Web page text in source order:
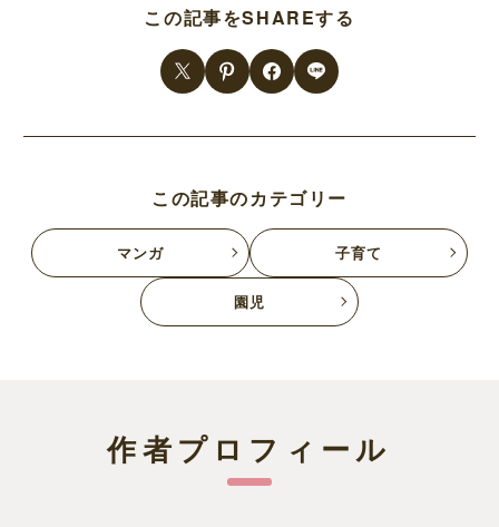
この記事をSHAREする
この記事のカテゴリー
マンガ 子育て
園児
作者プロフィール